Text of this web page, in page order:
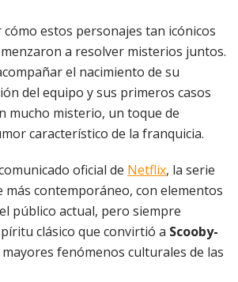
cómo estos personajes tan icónicos
a resolver misterios juntos.
el nacimiento de su
del equipo y sus primeros casos
mucho misterio, un toque de
característico de la franquicia.
oficial de Netflix, la serie
contemporáneo, con elementos
público actual, pero siempre
clásico que convirtió a Scooby-
fenómenos culturales de las